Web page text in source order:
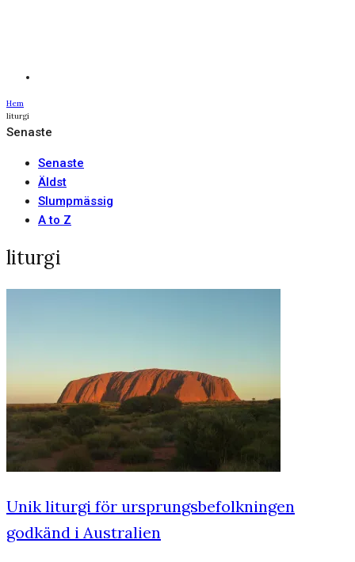
Hem
liturgi
Senaste
Senaste
Äldst
Slumpmässig
A to Z
liturgi
Unik liturgi för ursprungsbefolkningen
godkänd i Australien